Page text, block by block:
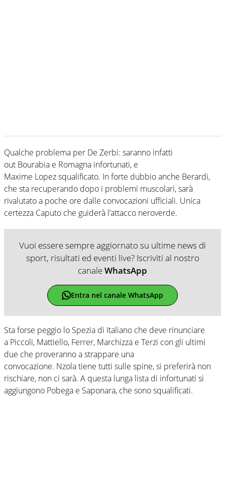
Qualche problema per De Zerbi: saranno infatti
out Bourabia e Romagna infortunati, e
Maxime Lopez squalificato. In forte dubbio anche Berardi,
che sta recuperando dopo i problemi muscolari, sarà
rivalutato a poche ore dalle convocazioni ufficiali. Unica
certezza Caputo che guiderà l’attacco neroverde.
Vuoi essere sempre aggiornato su ultime news di
sport, risultati ed eventi live? Iscriviti al nostro
canaleWhatsApp
Entra nel canale WhatsApp
Sta forse peggio lo Spezia di Italiano che deve rinunciare
a Piccoli, Mattiello, Ferrer, Marchizza e Terzi con gli ultimi
due che proveranno a strappare una
convocazione. Nzola tiene tutti sulle spine, si preferirà non
rischiare, non ci sarà. A questa lunga lista di infortunati si
aggiungono Pobega e Saponara, che sono squalificati.